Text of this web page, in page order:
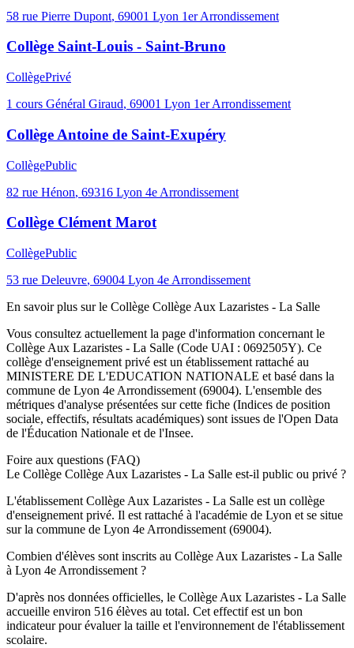
58 rue Pierre Dupont, 69001 Lyon 1er Arrondissement
Collège Saint-Louis - Saint-Bruno
CollègePrivé
1 cours Général Giraud, 69001 Lyon 1er Arrondissement
Collège Antoine de Saint-Exupéry
CollègePublic
82 rue Hénon, 69316 Lyon 4e Arrondissement
Collège Clément Marot
CollègePublic
53 rue Deleuvre, 69004 Lyon 4e Arrondissement
En savoir plus sur le Collège Collège Aux Lazaristes - La Salle
Vous consultez actuellement la page d'information concernant le
Collège Aux Lazaristes - La Salle (Code UAI : 0692505Y). Ce
collège d'enseignement privé est un établissement rattaché au
MINISTERE DE L'EDUCATION NATIONALE et basé dans la
commune de Lyon 4e Arrondissement (69004). L'ensemble des
métriques d'analyse présentées sur cette fiche (Indices de position
sociale, effectifs, résultats académiques) sont issues de l'Open Data
de l'Éducation Nationale et de l'Insee.
Foire aux questions (FAQ)
Le Collège Collège Aux Lazaristes - La Salle est-il public ou privé ?
L'établissement Collège Aux Lazaristes - La Salle est un collège
d'enseignement privé. Il est rattaché à l'académie de Lyon et se situe
sur la commune de Lyon 4e Arrondissement (69004).
Combien d'élèves sont inscrits au Collège Aux Lazaristes - La Salle
à Lyon 4e Arrondissement ?
D'après nos données officielles, le Collège Aux Lazaristes - La Salle
accueille environ 516 élèves au total. Cet effectif est un bon
indicateur pour évaluer la taille et l'environnement de l'établissement
scolaire.